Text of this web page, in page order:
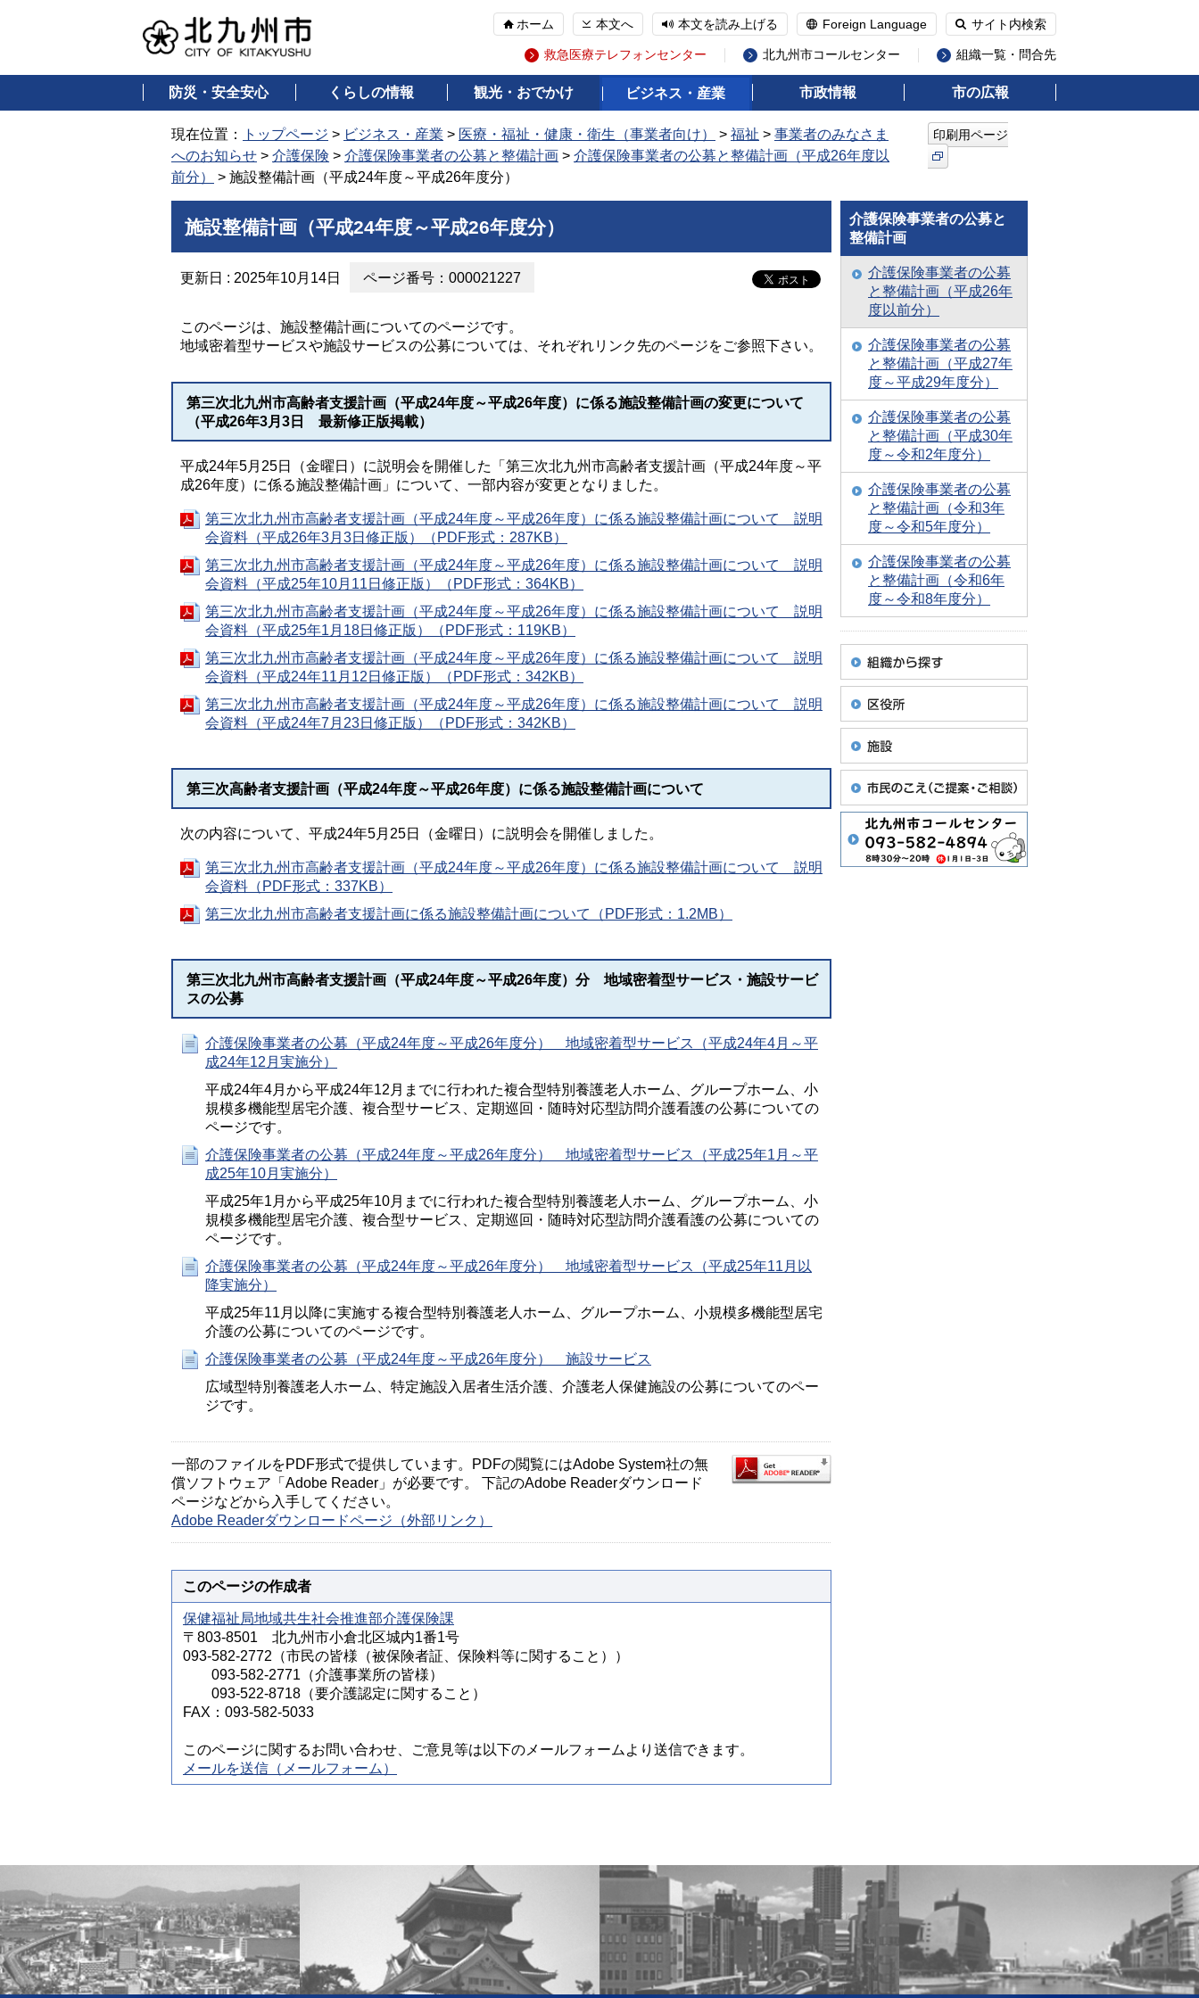
ホーム 本文へ 本文を読み上げる Foreign Language サイト内検索
救急医療テレフォンセンター 北九州市コールセンター 組織一覧・問合先
防災・安全安心 くらしの情報 観光・おでかけ ビジネス・産業 市政情報 市の広報
現在位置： トップページ > ビジネス・産業 > 医療・福祉・健康・衛生（事業者向け） > 福祉 > 事業者のみなさま
へのお知らせ > 介護保険 > 介護保険事業者の公募と整備計画 > 介護保険事業者の公募と整備計画（平成26年度以
前分）
> 施設整備計画（平成24年度～平成26年度分）
印刷用ページ
施設整備計画（平成24年度～平成26年度分）
更新日 : 2025年10月14日 ページ番号：000021227
このページは、施設整備計画についてのページです。
地域密着型サービスや施設サービスの公募については、それぞれリンク先のページをご参照下さい。
第三次北九州市高齢者支援計画（平成24年度～平成26年度）に係る施設整備計画の変更について
（平成26年3月3日 最新修正版掲載）
平成24年5月25日（金曜日）に説明会を開催した「第三次北九州市高齢者支援計画（平成24年度～平
成26年度）に係る施設整備計画」について、一部内容が変更となりました。
第三次北九州市高齢者支援計画（平成24年度～平成26年度）に係る施設整備計画について 説明
会資料（平成26年3月3日修正版）（PDF形式：287KB）
第三次北九州市高齢者支援計画（平成24年度～平成26年度）に係る施設整備計画について 説明
会資料（平成25年10月11日修正版）（PDF形式：364KB）
第三次北九州市高齢者支援計画（平成24年度～平成26年度）に係る施設整備計画について 説明
会資料（平成25年1月18日修正版）（PDF形式：119KB）
第三次北九州市高齢者支援計画（平成24年度～平成26年度）に係る施設整備計画について 説明
会資料（平成24年11月12日修正版）（PDF形式：342KB）
第三次北九州市高齢者支援計画（平成24年度～平成26年度）に係る施設整備計画について 説明
会資料（平成24年7月23日修正版）（PDF形式：342KB）
第三次高齢者支援計画（平成24年度～平成26年度）に係る施設整備計画について
次の内容について、平成24年5月25日（金曜日）に説明会を開催しました。
第三次北九州市高齢者支援計画（平成24年度～平成26年度）に係る施設整備計画について 説明
会資料（PDF形式：337KB）
第三次北九州市高齢者支援計画に係る施設整備計画について（PDF形式：1.2MB）
第三次北九州市高齢者支援計画（平成24年度～平成26年度）分 地域密着型サービス・施設サービ
スの公募
介護保険事業者の公募（平成24年度～平成26年度分） 地域密着型サービス（平成24年4月～平
成24年12月実施分）
平成24年4月から平成24年12月までに行われた複合型特別養護老人ホーム、グループホーム、小
規模多機能型居宅介護、複合型サービス、定期巡回・随時対応型訪問介護看護の公募についての
ページです。
介護保険事業者の公募（平成24年度～平成26年度分） 地域密着型サービス（平成25年1月～平
成25年10月実施分）
平成25年1月から平成25年10月までに行われた複合型特別養護老人ホーム、グループホーム、小
規模多機能型居宅介護、複合型サービス、定期巡回・随時対応型訪問介護看護の公募についての
ページです。
介護保険事業者の公募（平成24年度～平成26年度分） 地域密着型サービス（平成25年11月以
降実施分）
平成25年11月以降に実施する複合型特別養護老人ホーム、グループホーム、小規模多機能型居宅
介護の公募についてのページです。
介護保険事業者の公募（平成24年度～平成26年度分） 施設サービス
広域型特別養護老人ホーム、特定施設入居者生活介護、介護老人保健施設の公募についてのペー
ジです。
一部のファイルをPDF形式で提供しています。PDFの閲覧にはAdobe System社の無
償ソフトウェア「Adobe Reader」が必要です。 下記のAdobe Readerダウンロード
ページなどから入手してください。
Adobe Readerダウンロードページ（外部リンク）
このページの作成者
保健福祉局地域共生社会推進部介護保険課
〒803-8501 北九州市小倉北区城内1番1号
093-582-2772（市民の皆様（被保険者証、保険料等に関すること））
093-582-2771（介護事業所の皆様）
093-522-8718（要介護認定に関すること）
FAX：093-582-5033
このページに関するお問い合わせ、ご意見等は以下のメールフォームより送信できます。
メールを送信（メールフォーム）
介護保険事業者の公募と
整備計画
介護保険事業者の公募
と整備計画（平成26年
度以前分）
介護保険事業者の公募
と整備計画（平成27年
度～平成29年度分）
介護保険事業者の公募
と整備計画（平成30年
度～令和2年度分）
介護保険事業者の公募
と整備計画（令和3年
度～令和5年度分）
介護保険事業者の公募
と整備計画（令和6年
度～令和8年度分）